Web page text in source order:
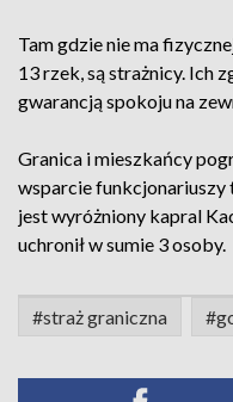
Tam gdzie nie ma
13 rzek, są strażnicy. Ich
gwarancją spokoju na
Granica i mieszkańcy
wsparcie funkcjonariuszy
jest wyróżniony kapral
uchronił w sumie 3 osoby.
#straż graniczna